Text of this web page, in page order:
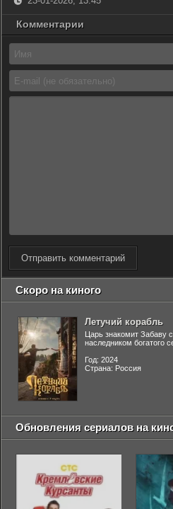
Комментарии
Отправить комментарий
Скоро на киного
Летучий корабль
Царь знакомит Забаву
наследником богатого
Год: 2024
Страна: Россия
Обновления сериалов на